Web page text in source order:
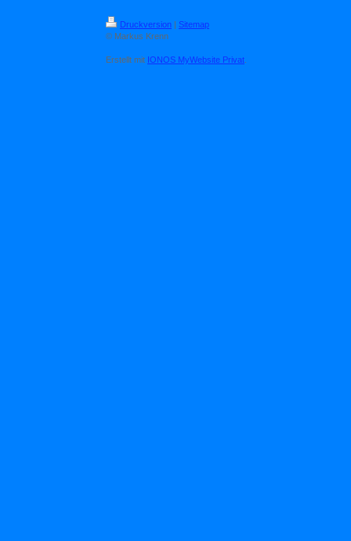
Druckversion | Sitemap
© Markus Krenn
Erstellt mit IONOS MyWebsite Privat